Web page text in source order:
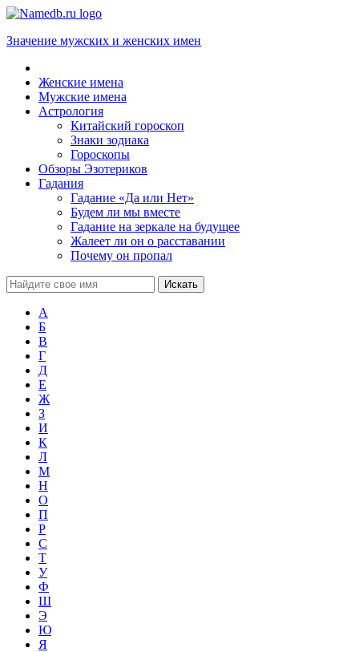
Значение мужских и женских имен
Женские имена
Мужские имена
Астрология
Китайский гороскоп
Знаки зодиака
Гороскопы
Обзоры Эзотериков
Гадания
Гадание «Да или Нет»
Будем ли мы вместе
Гадание на зеркале на будущее
Жалеет ли он о расставании
Почему он пропал
А
Б
В
Г
Д
Е
Ж
З
И
К
Л
М
Н
О
П
Р
С
Т
У
Ф
Ш
Э
Ю
Я